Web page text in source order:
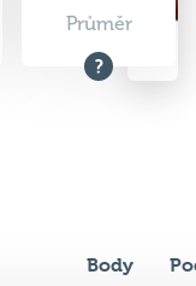
Průměr
Body